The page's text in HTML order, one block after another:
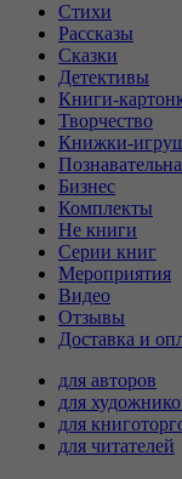
Стихи
Рассказы
Сказки
Детективы
Книги-
Творчество
Книжки-
Бизнес
Комплекты
Не книги
Серии книг
Мероприятия
Видео
Отзывы
Доставка и
для авторов
для
для
для читателей